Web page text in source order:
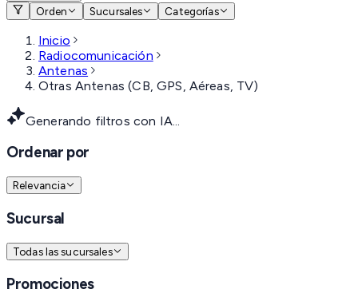
Orden
Sucursales Categorías
Inicio
Radiocomunicación
Antenas
Otras Antenas (CB, GPS, Aéreas, TV)
Generando filtros con IA...
Ordenar por
Relevancia
Sucursal
Todas las sucursales
Promociones